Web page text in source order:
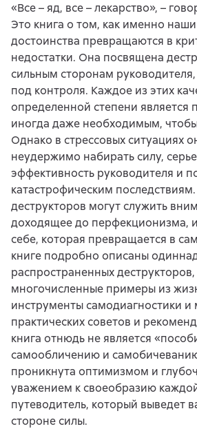
«Все – яд, все – лекарство», –
Это книга о том, как именно
достоинства превращаются в
недостатки. Она посвящена
сильным сторонам
под контроля. Каждое из этих
определенной степени является
иногда даже необходимым,
Однако в стрессовых ситуациях
неудержимо набирать силу,
эффективность руководителя и
катастрофическим
деструкторов могут служить
доходящее до перфекционизма,
себе, которая превращается в
книге подробно описаны
распространенных
многочисленные примеры из
инструменты самодиагностики и
практических советов и
книга отнюдь не является
самообличению и
проникнута оптимизмом и
уважением к своеобразию
путеводитель, который выведет
стороне силы.